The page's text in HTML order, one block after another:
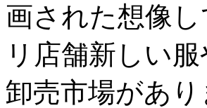
画された想像
リ店舗新しい
卸売市場があ